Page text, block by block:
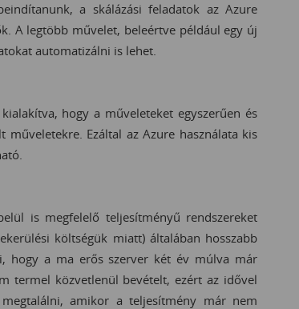
a skálázási feladatok az Azure
A legtöbb művelet, beleértve például egy új
automatizálni is lehet.
hogy a műveleteket egyszerűen és
műveletekre. Ezáltal az Azure használata kis
is megfelelő teljesítményű rendszereket
költségük miatt) általában hosszabb
hogy a ma erős szerver két év múlva már
termel közvetlenül bevételt, ezért az idővel
amikor a teljesítmény már nem